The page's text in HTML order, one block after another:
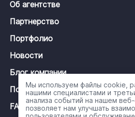
Об агентстве
Партнерство
Портфолио
Новости
Блог компании
Политика конфиденциальности
FAQ
Мы используем файлы cookie,
нашими специалистами и
анализа событий на нашем веб-
позволяет нам улучшать